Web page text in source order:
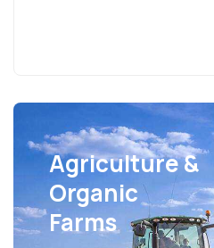
Agriculture &
Organic
Farms